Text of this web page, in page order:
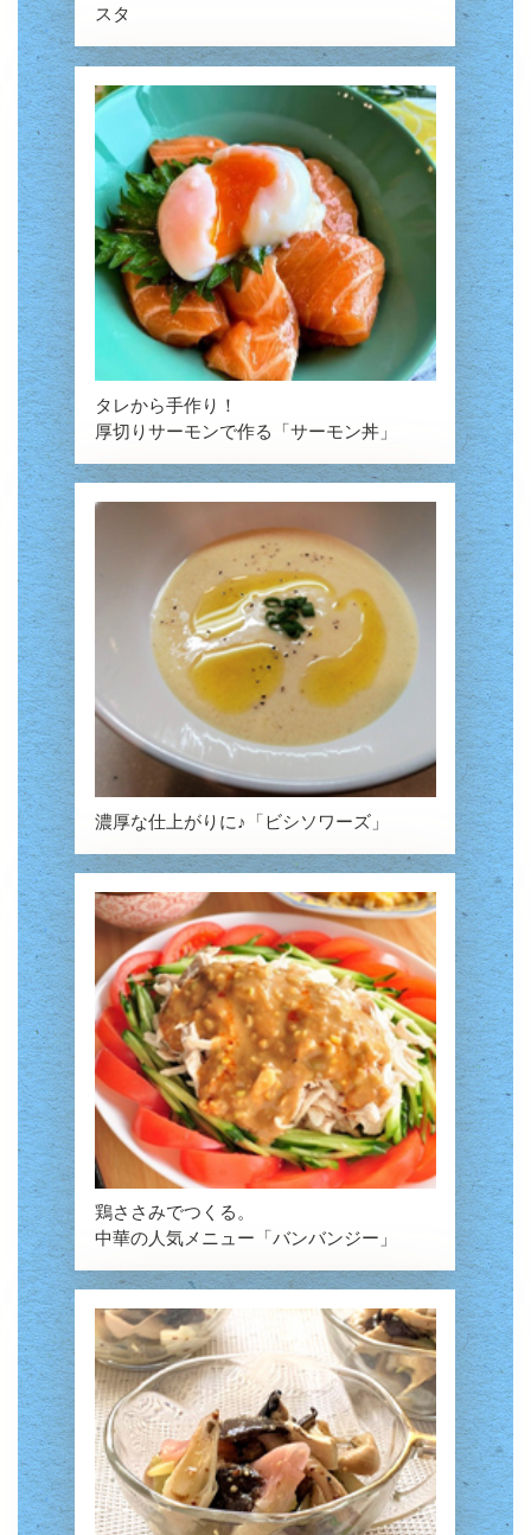
スタ
タレから手作り！
厚切りサーモンで作る「サーモン丼」
濃厚な仕上がりに♪「ビシソワーズ」
鶏ささみでつくる。
中華の人気メニュー「バンバンジー」